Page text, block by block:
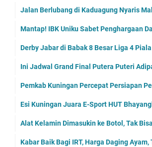
Jalan Berlubang di Kaduagung Nyaris
Mantap! IBK Uniku Sabet Penghargaan
Derby Jabar di Babak 8 Besar Liga 4
Ini Jadwal Grand Final Putera Puteri
Pemkab Kuningan Percepat Persiapan
Esi Kuningan Juara E-Sport HUT
Alat Kelamin Dimasukin ke Botol, Tak
Kabar Baik Bagi IRT, Harga Daging Ayam,